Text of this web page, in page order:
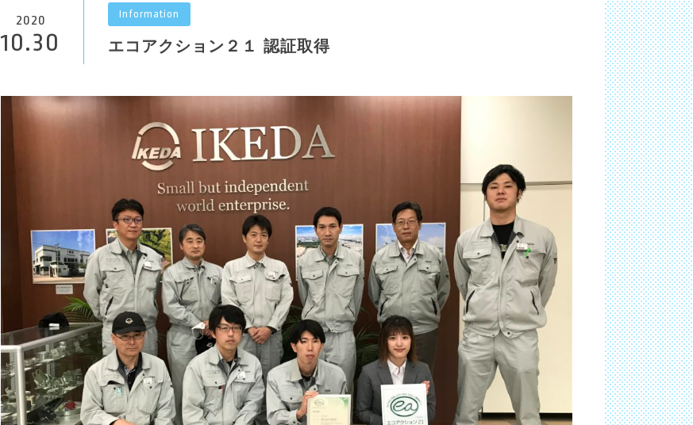
2020
10.30
Information
エコアクション２１ 認証取得